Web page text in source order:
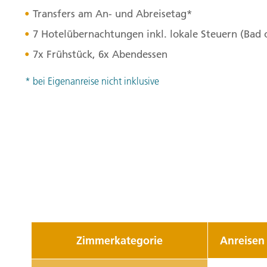
Transfers am An- und Abreisetag*
7 Hotelübernachtungen inkl. lokale Steuern (Bad
7x Frühstück, 6x Abendessen
* bei Eigenanreise nicht inklusive
Zimmerkategorie Anreisen